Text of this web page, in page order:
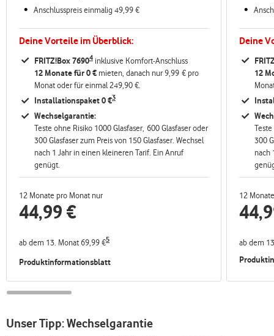
Anschlusspreis einmalig 49,99 €
Deine Vorteile im Überblick:
FRITZ!Box 76904 inklusive Komfort-Anschluss
12 Monate für 0 € mieten, danach nur 9,99 € pro
Monat oder für einmal 249,90 €.
Installationspaket 0 €3
Wechselgarantie:
Teste ohne Risiko 1000 Glasfaser, 600 Glasfaser oder
300 Glasfaser zum Preis von 150 Glasfaser. Wechsel
nach 1 Jahr in einen kleineren Tarif. Ein Anruf
genügt.
12 Monate pro Monat nur
44,99 €
ab dem 13. Monat 69,99 €5
Produktinformationsblatt
Deine
12
300
nach
12
ab dem
Unser Tipp: Wechselgarantie